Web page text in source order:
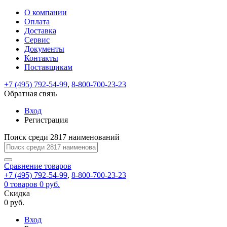
ВходРегистрация
Только
test@example.com
отправлена
по
ней
для
регистрации.
Ок
Только
Запомнить
меня
Забыли
Восстановление
пароля
Заполните
форму.
Мы
отправим
ссылку
на
указанный
электронный
адрес,
перейдя
по
которой
вы
новый
На
вашу
test@test.ru
отправлена
ссылка.
Перейдите
по
для
смены
пароля.
Введите
новый
пароль
Сменить
Пароль
успешно
Войти
Обратная
связь
Сообщение
пользовательского
соглашения
Ваше
сообщение
успешно
О компании
Оплата
Доставка
Сервис
Документы
Контакты
Поставщикам
+7 (495) 792-54-99, 8-800-700-23-23
Обратная связь
Вход
Регистрация
Поиск среди 2817 наименований
Сравнение товаров
+7 (495) 792-54-99, 8-800-700-23-23
0 товаров 0 руб.
Скидка
0 руб.
Вход